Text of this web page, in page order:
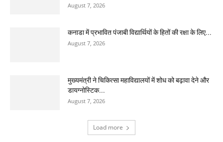
August 7, 2026
कनाडा में प्रभावित पंजाबी विद्यार्थियों के हितों की रक्षा के लिए...
August 7, 2026
मुख्यमंत्री ने चिकित्सा महाविद्यालयों में शोध को बढ़ावा देने और
डायग्नोस्टिक...
August 7, 2026
Load more